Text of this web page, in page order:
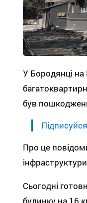
У Бородянці на
був
Про це
Сьогодні
будинку на 16